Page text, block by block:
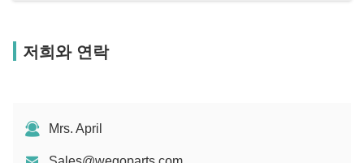
저희와 연락
Mrs. April